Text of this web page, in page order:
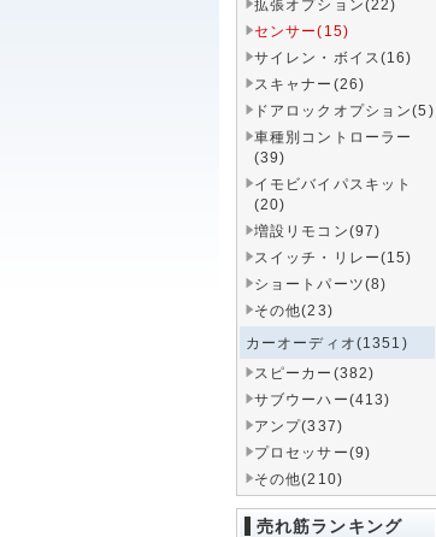
拡張オプション(22)
センサー(15)
サイレン・ボイス(16)
スキャナー(26)
ドアロックオプション(5)
車種別コントローラー
(39)
イモビバイパスキット
(20)
増設リモコン(97)
スイッチ・リレー(15)
ショートパーツ(8)
その他(23)
カーオーディオ(1351)
スピーカー(382)
サブウーハー(413)
アンプ(337)
プロセッサー(9)
その他(210)
売れ筋ランキング